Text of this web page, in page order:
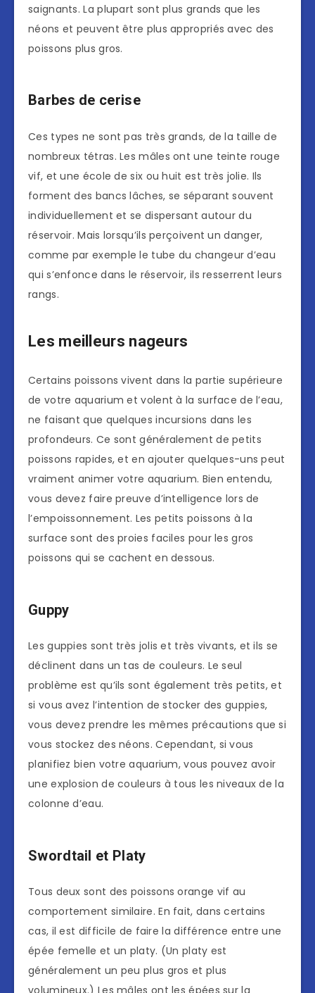
saignants. La plupart sont plus grands que les
néons et peuvent être plus appropriés avec des
poissons plus gros.
Barbes de cerise
Ces types ne sont pas très grands, de la taille de
nombreux tétras. Les mâles ont une teinte rouge
vif, et une école de six ou huit est très jolie. Ils
forment des bancs lâches, se séparant souvent
individuellement et se dispersant autour du
réservoir. Mais lorsqu’ils perçoivent un danger,
comme par exemple le tube du changeur d’eau
qui s’enfonce dans le réservoir, ils resserrent leurs
rangs.
Les meilleurs nageurs
Certains poissons vivent dans la partie supérieure
de votre aquarium et volent à la surface de l’eau,
ne faisant que quelques incursions dans les
profondeurs. Ce sont généralement de petits
poissons rapides, et en ajouter quelques-uns peut
vraiment animer votre aquarium. Bien entendu,
vous devez faire preuve d’intelligence lors de
l’empoissonnement. Les petits poissons à la
surface sont des proies faciles pour les gros
poissons qui se cachent en dessous.
Guppy
Les guppies sont très jolis et très vivants, et ils se
déclinent dans un tas de couleurs. Le seul
problème est qu’ils sont également très petits, et
si vous avez l’intention de stocker des guppies,
vous devez prendre les mêmes précautions que si
vous stockez des néons. Cependant, si vous
planifiez bien votre aquarium, vous pouvez avoir
une explosion de couleurs à tous les niveaux de la
colonne d’eau.
Swordtail et Platy
Tous deux sont des poissons orange vif au
comportement similaire. En fait, dans certains
cas, il est difficile de faire la différence entre une
épée femelle et un platy. (Un platy est
généralement un peu plus gros et plus